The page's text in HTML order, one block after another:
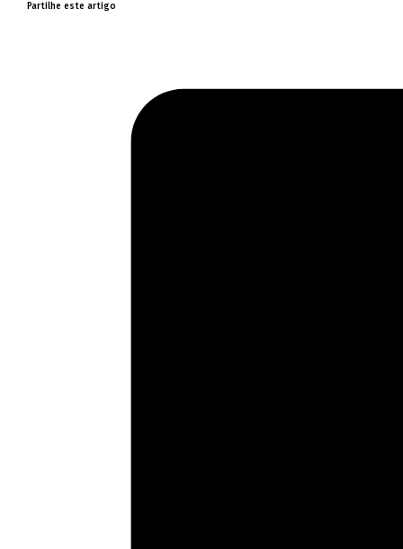
Partilhe este artigo